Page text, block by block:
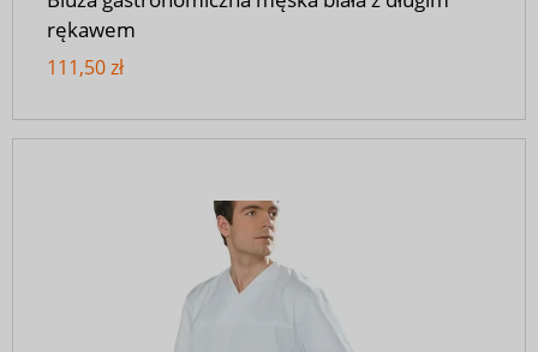
rękawem
111,50 zł